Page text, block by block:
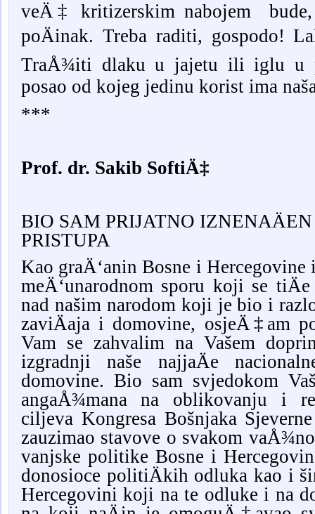
veÄ‡ kritizerskim nabojem bude,
poÄinak. Treba raditi, gospodo!
TraÅ¾iti dlaku u jajetu ili iglu u
posao od kojeg jedinu korist ima
***
Prof. dr. Sakib SoftiÄ‡
BIO SAM PRIJATNO
PRISTUPA
Kao graÄ‘anin Bosne i
meÄ‘unarodnom sporu koji se
nad našim narodom koji je bio i
zaviÄaja i domovine, osjeÄ‡am
Vam se zahvalim na Vašem
izgradnji naše najjaÄe
domovine. Bio sam svjedokom
angaÅ¾mana na oblikovanju i
ciljeva Kongresa Bošnjaka
zauzimao stavove o svakom
vanjske politike Bosne i
donosioce politiÄkih odluka kao i
Hercegovini koji na te odluke i na